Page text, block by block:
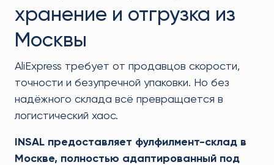
хранение и отгрузка из
Москвы
AliExpress требует от продавцов скорости,
точности и безупречной упаковки. Но без
надёжного склада всё превращается в
логистический хаос.
INSAL предоставляет фулфилмент-склад в
Москве, полностью адаптированный под